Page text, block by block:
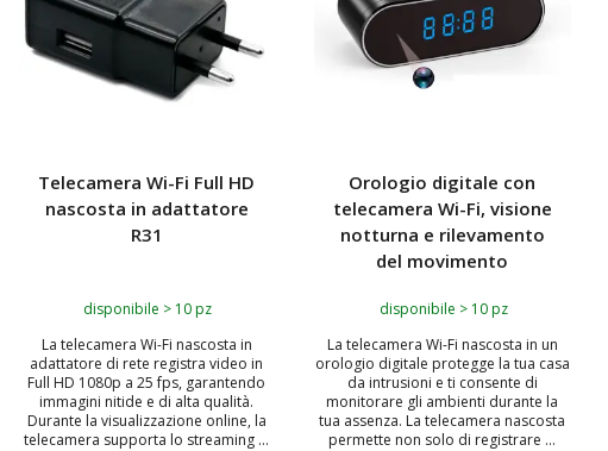
Telecamera Wi-Fi Full HD
nascosta in adattatore
R31
disponibile > 10 pz
La telecamera Wi-Fi nascosta in
adattatore di rete registra video in
Full HD 1080p a 25 fps, garantendo
immagini nitide e di alta qualità.
Durante la visualizzazione online, la
telecamera supporta lo streaming ...
Orologio digitale con
telecamera Wi-Fi, visione
notturna e rilevamento
del movimento
disponibile > 10 pz
La telecamera Wi-Fi nascosta in un
orologio digitale protegge la tua casa
da intrusioni e ti consente di
monitorare gli ambienti durante la
tua assenza. La telecamera nascosta
permette non solo di registrare ...